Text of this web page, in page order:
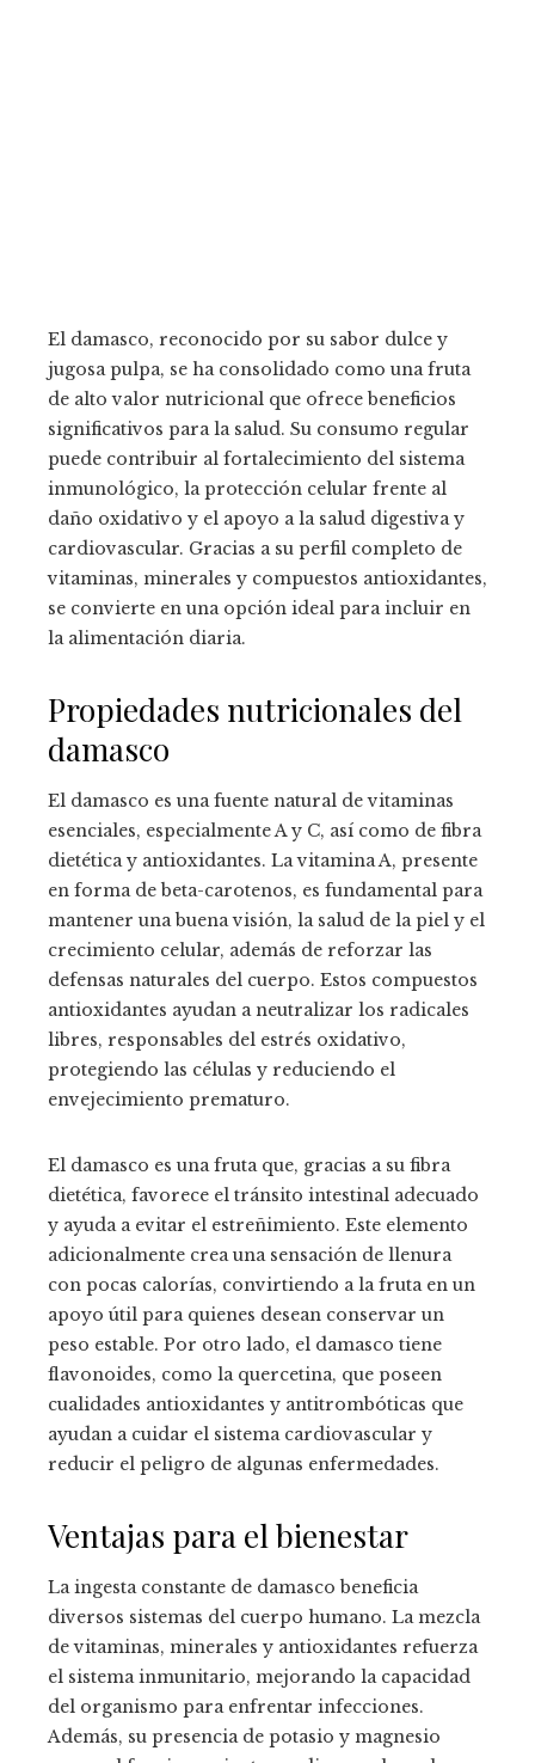
El damasco, reconocido por su sabor dulce y
jugosa pulpa, se ha consolidado como una fruta
de alto valor nutricional que ofrece beneficios
significativos para la salud. Su consumo regular
puede contribuir al fortalecimiento del sistema
inmunológico, la protección celular frente al
daño oxidativo y el apoyo a la salud digestiva y
cardiovascular. Gracias a su perfil completo de
vitaminas, minerales y compuestos antioxidantes,
se convierte en una opción ideal para incluir en
la alimentación diaria.
Propiedades nutricionales del
damasco
El damasco es una fuente natural de vitaminas
esenciales, especialmente A y C, así como de fibra
dietética y antioxidantes. La vitamina A, presente
en forma de beta-carotenos, es fundamental para
mantener una buena visión, la salud de la piel y el
crecimiento celular, además de reforzar las
defensas naturales del cuerpo. Estos compuestos
antioxidantes ayudan a neutralizar los radicales
libres, responsables del estrés oxidativo,
protegiendo las células y reduciendo el
envejecimiento prematuro.
El damasco es una fruta que, gracias a su fibra
dietética, favorece el tránsito intestinal adecuado
y ayuda a evitar el estreñimiento. Este elemento
adicionalmente crea una sensación de llenura
con pocas calorías, convirtiendo a la fruta en un
apoyo útil para quienes desean conservar un
peso estable. Por otro lado, el damasco tiene
flavonoides, como la quercetina, que poseen
cualidades antioxidantes y antitrombóticas que
ayudan a cuidar el sistema cardiovascular y
reducir el peligro de algunas enfermedades.
Ventajas para el bienestar
La ingesta constante de damasco beneficia
diversos sistemas del cuerpo humano. La mezcla
de vitaminas, minerales y antioxidantes refuerza
el sistema inmunitario, mejorando la capacidad
del organismo para enfrentar infecciones.
Además, su presencia de potasio y magnesio